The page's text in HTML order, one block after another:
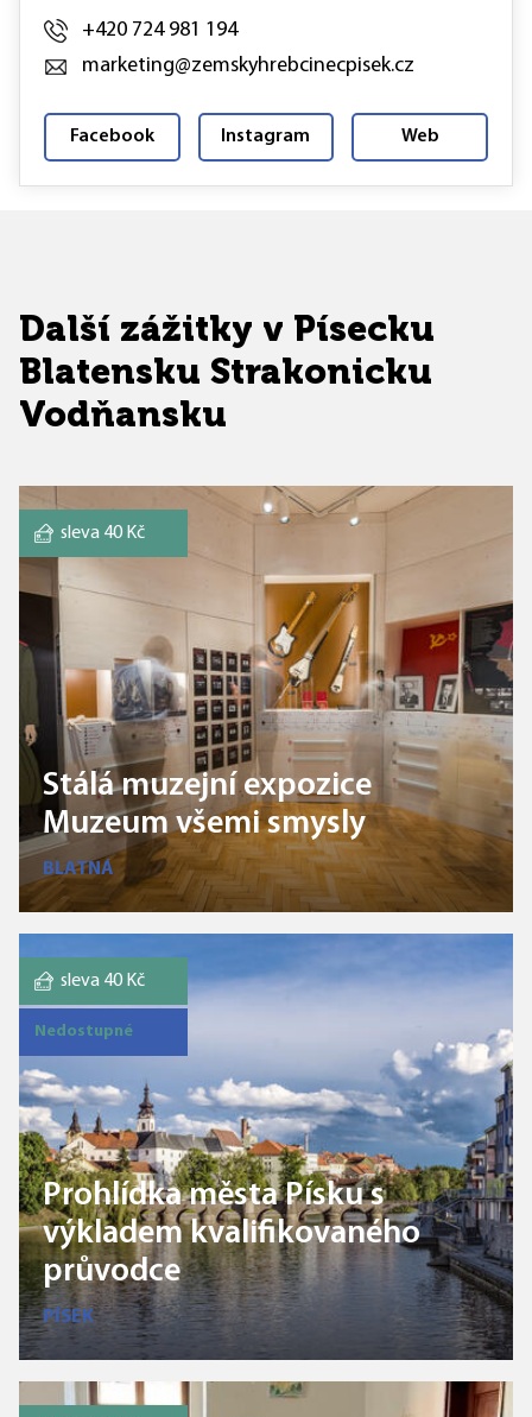
+420 724 981 194
marketing@zemskyhrebcinecpisek.cz
Facebook Instagram Web
Další zážitky v Písecku
Blatensku Strakonicku
Vodňansku
Stálá muzejní expozice
Muzeum všemi smysly
BLATNÁ
sleva 40 Kč
Prohlídka města Písku s
výkladem kvalifikovaného
průvodce
PÍSEK
sleva 40 Kč
Nedostupné